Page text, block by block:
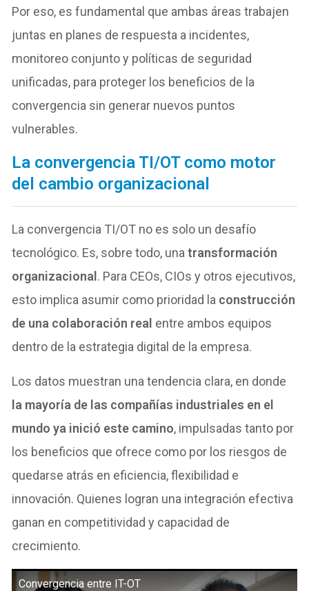
Por eso, es fundamental que ambas áreas trabajen
juntas en planes de respuesta a incidentes,
monitoreo conjunto y políticas de seguridad
unificadas, para proteger los beneficios de la
convergencia sin generar nuevos puntos
vulnerables.
La convergencia TI/OT como motor
del cambio organizacional
La convergencia TI/OT no es solo un desafío
tecnológico. Es, sobre todo, unatransformación
organizacional. Para CEOs, CIOs y otros ejecutivos,
esto implica asumir como prioridad la construcción
de una colaboración real entre ambos equipos
dentro de la estrategia digital de la empresa.
Los datos muestran una tendencia clara, en donde
la mayoría de las compañías industriales en el
mundo ya inició este camino, impulsadas tanto por
los beneficios que ofrece como por los riesgos de
quedarse atrás en eficiencia, flexibilidad e
innovación. Quienes logran una integración efectiva
ganan en competitividad y capacidad de
crecimiento.
Convergencia entre IT-OT